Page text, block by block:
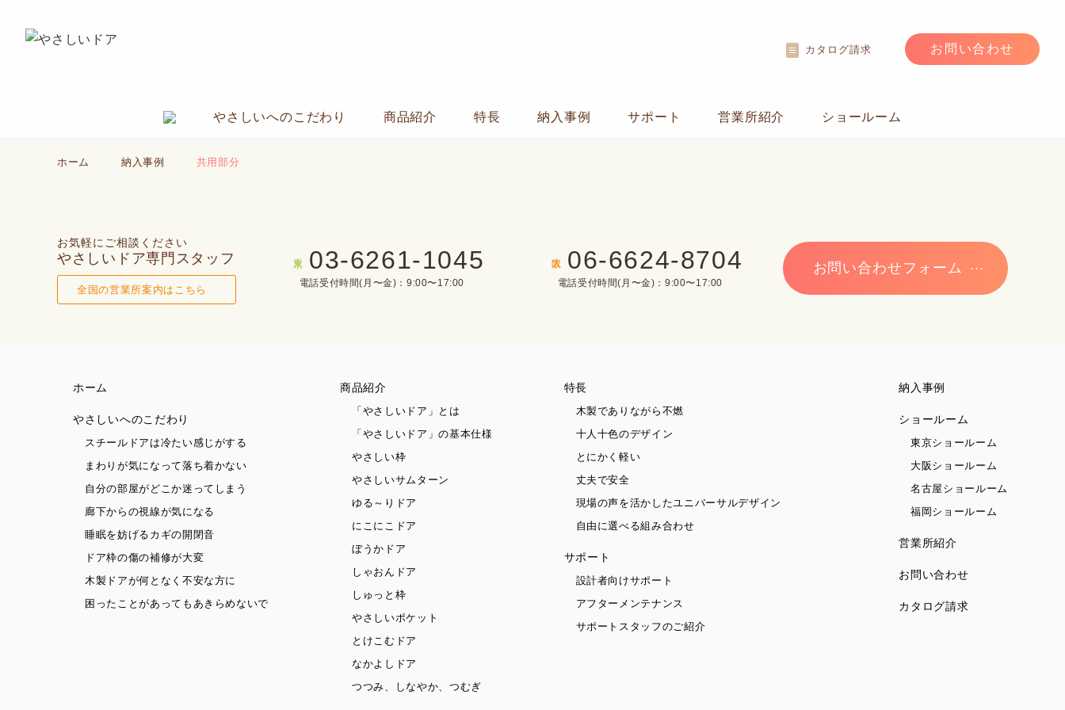
カタログ請求 お問い合わせ
やさしいへのこだわり 商品紹介 特長 納入事例 サポート 営業所紹介 ショールーム
ホーム 納入事例 共用部分
お気軽にご相談ください
やさしいドア専門スタッフ
全国の営業所案内はこちら
03-6261-1045
電話受付時間(月〜金)：9:00〜17:00
06-6624-8704
電話受付時間(月〜金)：9:00〜17:00
お問い合わせフォーム
ホーム
やさしいへのこだわり
スチールドアは冷たい感じがする
まわりが気になって落ち着かない
自分の部屋がどこか迷ってしまう
廊下からの視線が気になる
睡眠を妨げるカギの開閉音
ドア枠の傷の補修が大変
木製ドアが何となく不安な方に
困ったことがあってもあきらめないで
商品紹介
「やさしいドア」とは
「やさしいドア」の基本仕様
やさしい枠
やさしいサムターン
ゆる～りドア
にこにこドア
ぼうかドア
しゃおんドア
しゅっと枠
やさしいポケット
とけこむドア
なかよしドア
つつみ、しなやか、つむぎ
特長
木製でありながら不燃
十人十色のデザイン
とにかく軽い
丈夫で安全
現場の声を活かしたユニバーサルデザイン
自由に選べる組み合わせ
サポート
設計者向けサポート
アフターメンテナンス
サポートスタッフのご紹介
納入事例
ショールーム
東京ショールーム
大阪ショールーム
名古屋ショールーム
福岡ショールーム
営業所紹介
お問い合わせ
カタログ請求